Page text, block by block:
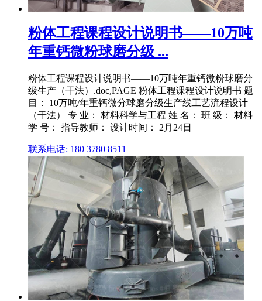
粉体工程课程设计说明书——10万吨
年重钙微粉球磨分级 ...
粉体工程课程设计说明书——10万吨年重钙微粉球磨分
级生产（干法）.doc,PAGE 粉体工程课程设计说明书 题
目： 10万吨/年重钙微分球磨分级生产线工艺流程设计
（干法） 专 业： 材料科学与工程 姓 名： 班 级： 材料
学 号： 指导教师： 设计时间： 2月24日
联系电话: 180 3780 8511